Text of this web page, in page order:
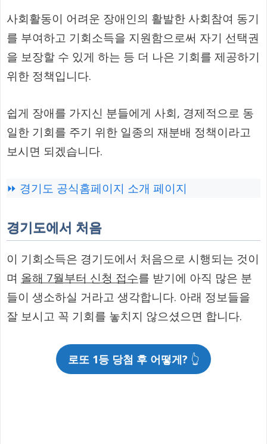
사회활동이 어려운 장애인의 활발한 사회참여 동기
를 부여하고 기회소득을 지원함으로써 자기 선택권
을 보장할 수 있게 하는 등 더 나은 기회를 제공하기
위한 정책입니다.
쉽게 장애를 가지신 분들에게 사회, 경제적으로 동
일한 기회를 주기 위한 일종의 재분배 정책이라고
보시면 되겠습니다.
⏩ 경기도 공식홈페이지 소개 페이지
경기도에서 처음
이 기회소득은 경기도에서 처음으로 시행되는 것이
며 올해 7월부터 신청 접수를 받기에 아직 많은 분
들이 생소하실 거라고 생각합니다. 아래 정보들을
잘 보시고 꼭 기회를 놓치지 않으셨으면 합니다.
로또 1등 당첨 후 어떻게? 👆